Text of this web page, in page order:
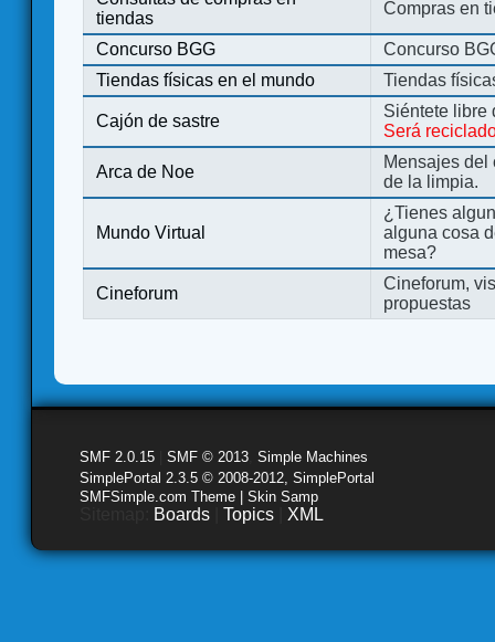
tiendas
Compras en
Concurso BGG
Concurso
Tiendas físicas en el mundo
Tiendas
Cajón de sastre
Siéntete libre
Será
Arca de Noe
Mensajes del
de la limpia.
Mundo Virtual
¿Tienes
alguna cosa
mesa?
Cineforum
Cineforum,
propuestas
SMF 2.0.15 SMF © 2013 Simple Machines
SimplePortal 2.3.5 © 2008-2012, SimplePortal
SMFSimple.com Theme | Skin Samp
Boards Topics XML